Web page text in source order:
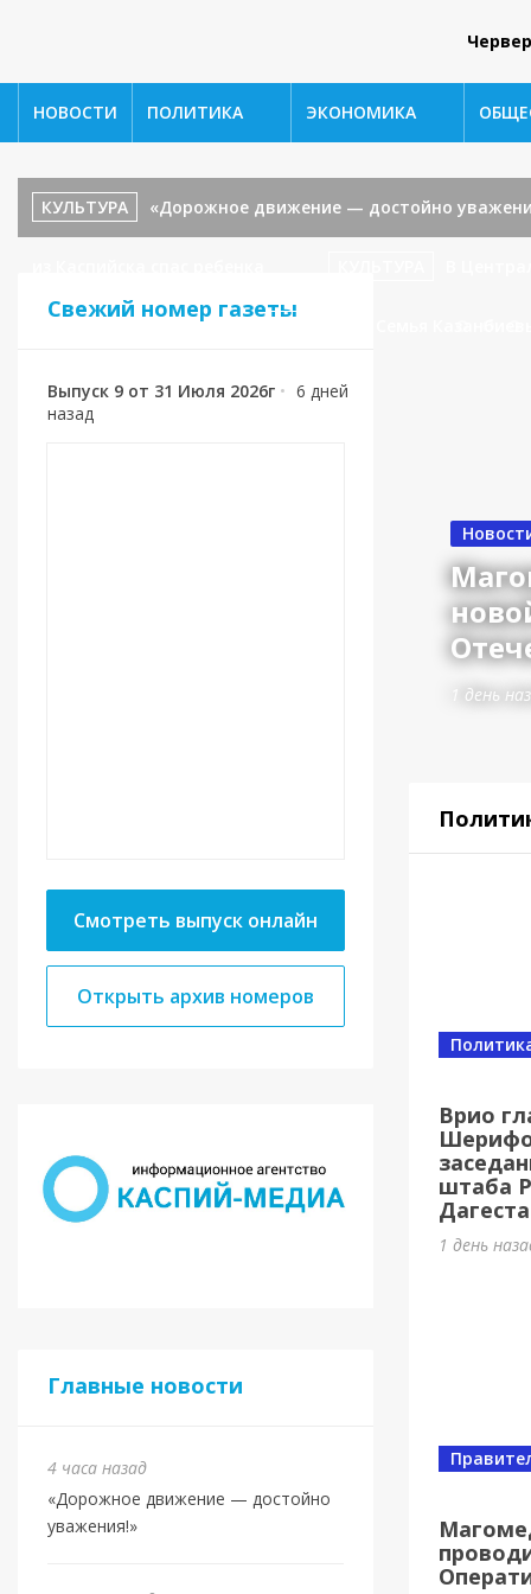
НОВОСТИ ПОЛИТИКА ЭКОНОМИКА
КУЛЬТУРА «Дорожное движение — достойно
«В гостях у сказки».
Свежий номер газеты
Выпуск 9 от 31 Июля 2026г • 6 дней
назад
Смотреть выпуск онлайн
Открыть архив номеров
Главные новости
4 часа назад
«Дорожное движение — достойно
уважения!»
1 день
Власть
МБУ
3 дня
Врио
штаба
1 день